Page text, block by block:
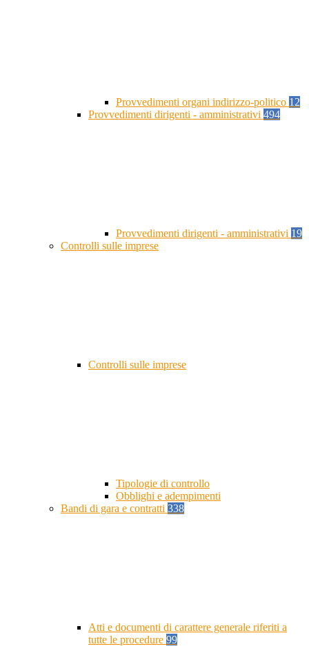
Provvedimenti organi indirizzo-politico 12
Provvedimenti dirigenti - amministrativi 494
Provvedimenti dirigenti - amministrativi 19
Controlli sulle imprese
Controlli sulle imprese
Tipologie di controllo
Obblighi e adempimenti
Bandi di gara e contratti 338
Atti e documenti di carattere generale riferiti a
tutte le procedure 99